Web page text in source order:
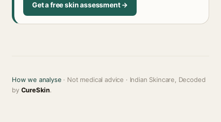
Get a free skin assessment →
How we analyse · Not medical advice · Indian Skincare, Decoded
by CureSkin.